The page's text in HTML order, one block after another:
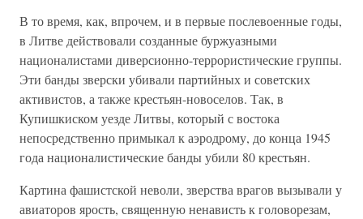
В то время, как, впрочем, и в первые послевоенные годы,
в Литве действовали созданные буржуазными
националистами диверсионно-террористические группы.
Эти банды зверски убивали партийных и советских
активистов, а также крестьян-новоселов. Так, в
Купишкиском уезде Литвы, который с востока
непосредственно примыкал к аэродрому, до конца 1945
года националистические банды убили 80 крестьян.
Картина фашистской неволи, зверства врагов вызывали у
авиаторов ярость, священную ненависть к головорезам,